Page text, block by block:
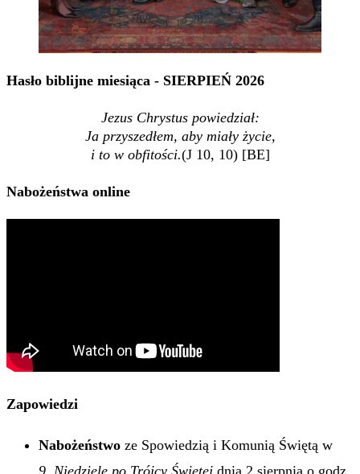
Hasło biblijne miesiąca - SIERPIEŃ 2026
Jezus Chrystus powiedział:
Ja przyszedłem, aby miały życie,
i to w obfitości.(J 10, 10) [BE]
Nabożeństwa online
Zapowiedzi
Nabożeństwo ze Spowiedzią i Komunią Świętą w